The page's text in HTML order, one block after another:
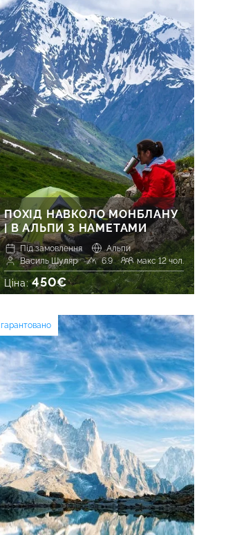
ПОХІД НАВКОЛО МОНБЛАНУ
| В АЛЬПИ З НАМЕТАМИ
Під замовлення
Альпи
Василь Шуляр
6.9 макс 12 чол.
Ціна:450€
гарантовано